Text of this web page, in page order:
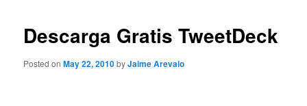
Descarga Gratis TweetDeck
Posted onMay 22, 2010byJaime Arevalo